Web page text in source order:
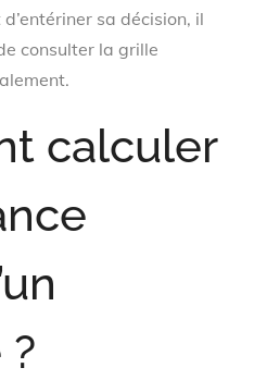
sa décision, il
consulter la grille
calculer